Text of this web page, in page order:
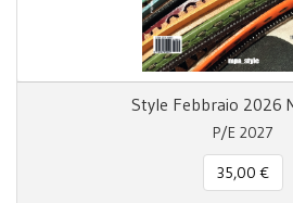
Style Febbraio 2026
P/E 2027
35,00 €